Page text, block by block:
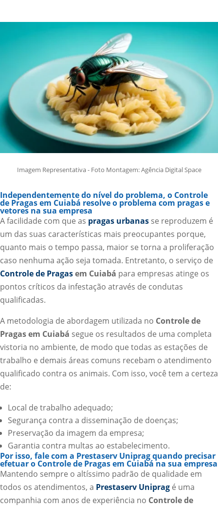
Imagem Representativa - Foto Montagem: Agência Digital Space
Independentemente do nível do problema, o Controle
de Pragas em Cuiabá resolve o problema com pragas e
vetores na sua empresa
A facilidade com que as pragas urbanas se reproduzem é
um das suas características mais preocupantes porque,
quanto mais o tempo passa, maior se torna a proliferação
caso nenhuma ação seja tomada. Entretanto, o serviço de
Controle de Pragasem Cuiabá para empresas atinge os
pontos críticos da infestação através de condutas
qualificadas.
A metodologia de abordagem utilizada no Controle de
Pragas em Cuiabá segue os resultados de uma completa
vistoria no ambiente, de modo que todas as estações de
trabalho e demais áreas comuns recebam o atendimento
qualificado contra os animais. Com isso, você tem a certeza
de:
Local de trabalho adequado;
Segurança contra a disseminação de doenças;
Preservação da imagem da empresa;
Garantia contra multas ao estabelecimento.
Por isso, fale com a Prestaserv Uniprag quando precisar
efetuar o Controle de Pragas em Cuiabá na sua empresa
Mantendo sempre o altíssimo padrão de qualidade em
todos os atendimentos, a Prestaserv Uniprag é uma
companhia com anos de experiência no Controle de